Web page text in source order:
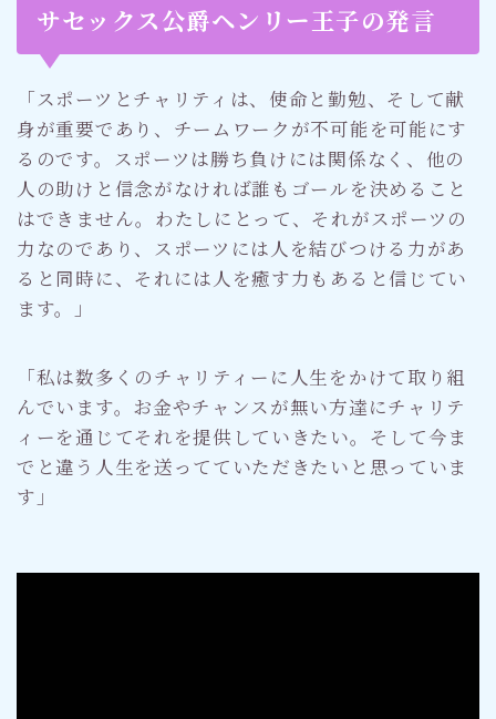
サセックス公爵ヘンリー王子の発言
「スポーツとチャリティは、使命と勤勉、そして献
身が重要であり、チームワークが不可能を可能にす
るのです。スポーツは勝ち負けには関係なく、他の
人の助けと信念がなければ誰もゴールを決めること
はできません。わたしにとって、それがスポーツの
力なのであり、スポーツには人を結びつける力があ
ると同時に、それには人を癒す力もあると信じてい
ます。」
「私は数多くのチャリティーに人生をかけて取り組
んでいます。お金やチャンスが無い方達にチャリテ
ィーを通じてそれを提供していきたい。そして今ま
でと違う人生を送ってていただきたいと思っていま
す」